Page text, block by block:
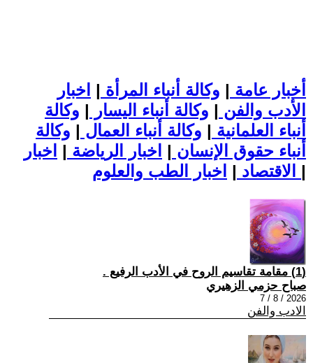
أخبار عامة | وكالة أنباء المرأة | اخبار
الأدب والفن | وكالة أنباء اليسار | وكالة
أنباء العلمانية | وكالة أنباء العمال | وكالة
أنباء حقوق الإنسان | اخبار الرياضة | اخبار
الاقتصاد | |
(1) مقامة تقاسيم الروح في الأدب الرفيع .
صباح حزمي الزهيري
2026 / 8 / 7
الادب والفن